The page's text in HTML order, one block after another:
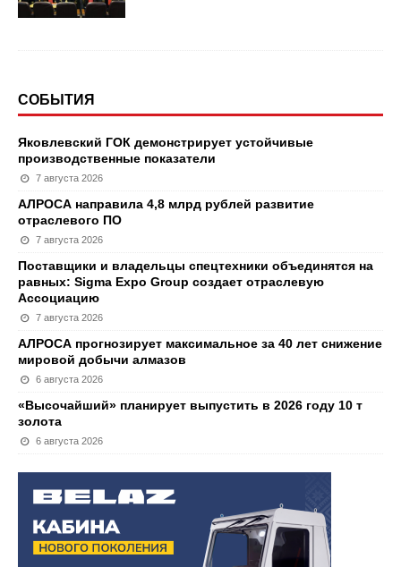
СОБЫТИЯ
Яковлевский ГОК демонстрирует устойчивые
производственные показатели
7 августа 2026
АЛРОСА направила 4,8 млрд рублей развитие
отраслевого ПО
7 августа 2026
Поставщики и владельцы спецтехники объединятся на
равных: Sigma Expo Group создает отраслевую
Ассоциацию
7 августа 2026
АЛРОСА прогнозирует максимальное за 40 лет снижение
мировой добычи алмазов
6 августа 2026
«Высочайший» планирует выпустить в 2026 году 10 т
золота
6 августа 2026